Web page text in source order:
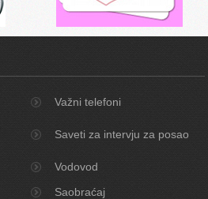
Važni telefoni
Saveti za intervju za posao
Vodovod
Saobraćaj